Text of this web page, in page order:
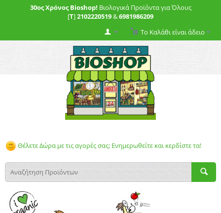
30ος Χρόνος Bioshop! Βιολογικά Προϊόντα για Όλους
[T]2102220519&6981986209
Το Καλάθι είναι άδειο
Θέλετε Δώρα με τις αγορές σας; Ενημερωθείτε και κερδίστε τα!